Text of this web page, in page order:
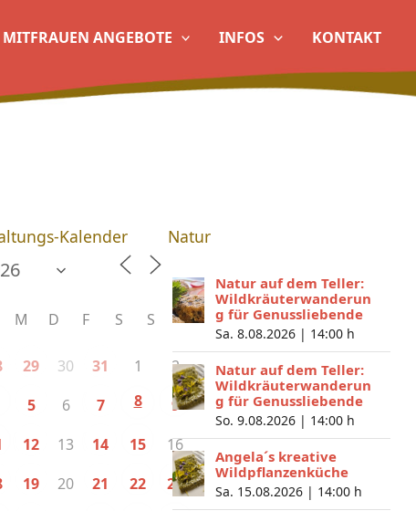
MITFRAUEN ANGEBOTE INFOS KONTAKT
Kalender
M D F S S
29 30 31 1
2
5 6 7 8
9
12 13 14 15
16
19 20 21 22
23
Natur
Natur auf dem Teller:
Wildkräuterwanderun
g für Genussliebende
Sa. 8.08.2026 | 14:00 h
Natur auf dem Teller:
Wildkräuterwanderun
g für Genussliebende
So. 9.08.2026 | 14:00 h
Angela´s kreative
Wildpflanzenküche
Sa. 15.08.2026 | 14:00 h